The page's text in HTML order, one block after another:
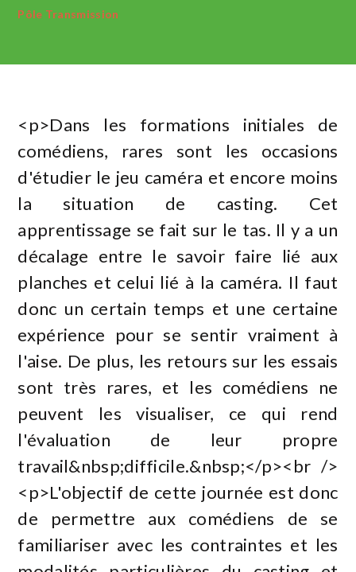
Pôle Transmission
<p>Dans les formations initiales de
comédiens, rares sont les occasions
d'étudier le jeu caméra et encore moins
la situation de casting. Cet
apprentissage se fait sur le tas. Il y a un
décalage entre le savoir faire lié aux
planches et celui lié à la caméra. Il faut
donc un certain temps et une certaine
expérience pour se sentir vraiment à
l'aise. De plus, les retours sur les essais
sont très rares, et les comédiens ne
peuvent les visualiser, ce qui rend
l'évaluation de leur propre
travail&nbsp;difficile.&nbsp;</p><br />
<p>L'objectif de cette journée est donc
de permettre aux comédiens de se
familiariser avec les contraintes et les